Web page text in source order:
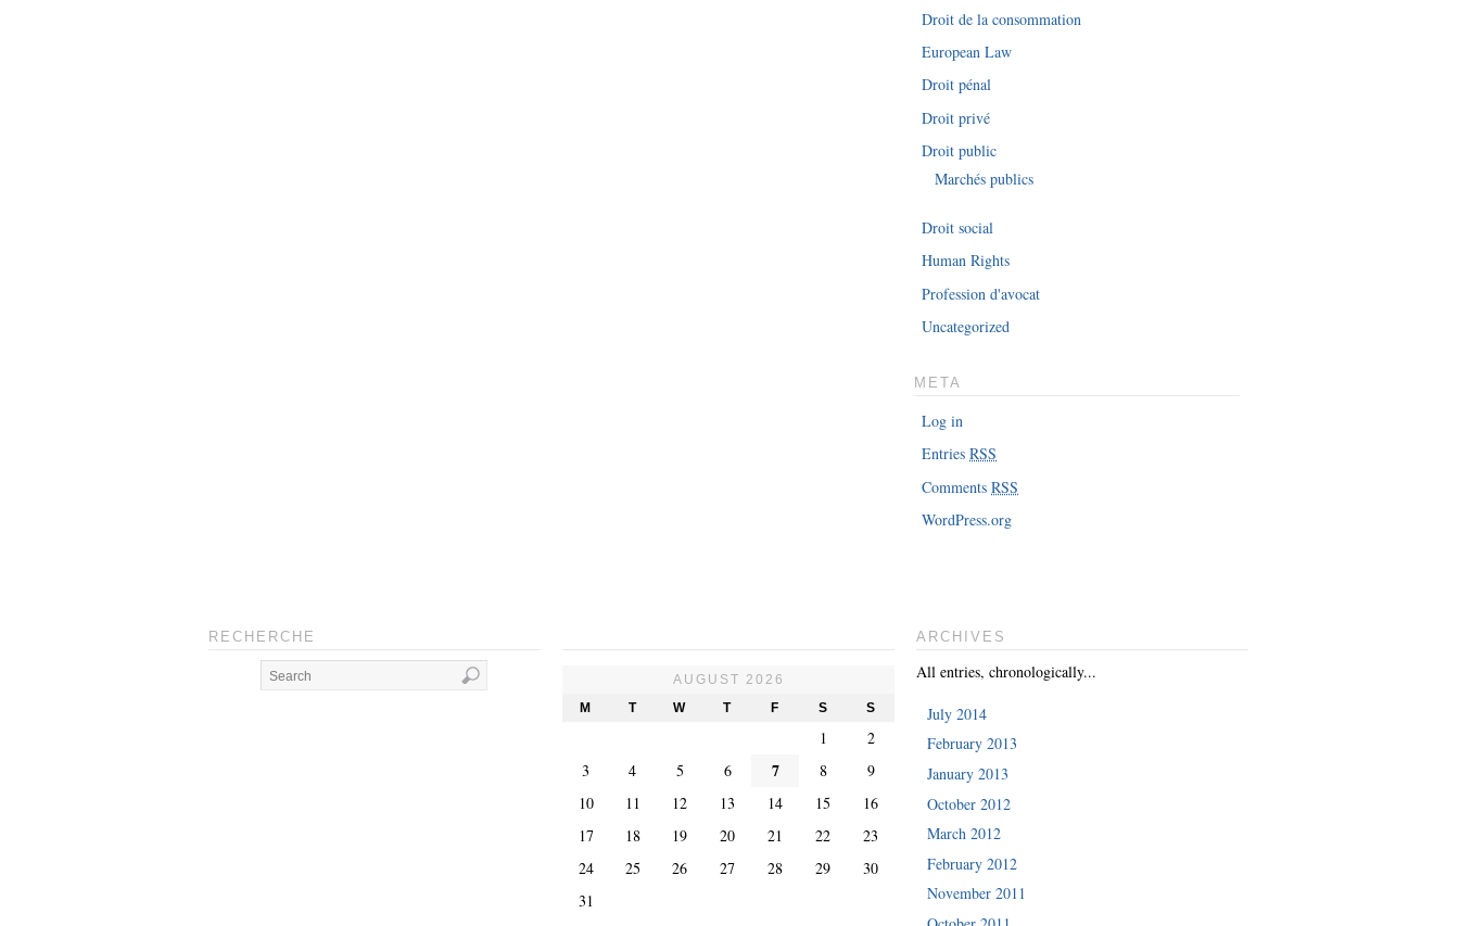
Droit de la consommation
European Law
Droit pénal
Droit privé
Droit public
Marchés publics
Droit social
Human Rights
Profession d'avocat
Uncategorized
META
Log in
EntriesRSS
CommentsRSS
WordPress.org
RECHERCHE
AUGUST 2026
M
T W T F S S
1
2
3
4 5 6 7 8
9
10
11 12 13 14 15
16
17
18 19 20 21 22
23
24
25 26 27 28 29
30
31
ARCHIVES
All entries, chronologically...
July 2014
February 2013
January 2013
October 2012
March 2012
February 2012
November 2011